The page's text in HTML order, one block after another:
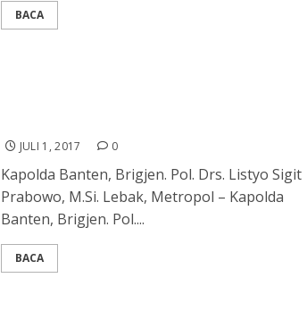
BACA
JULI 1, 2017 0
Kapolda Banten, Brigjen. Pol. Drs. Listyo Sigit
Prabowo, M.Si. Lebak, Metropol – Kapolda
Banten, Brigjen. Pol....
BACA